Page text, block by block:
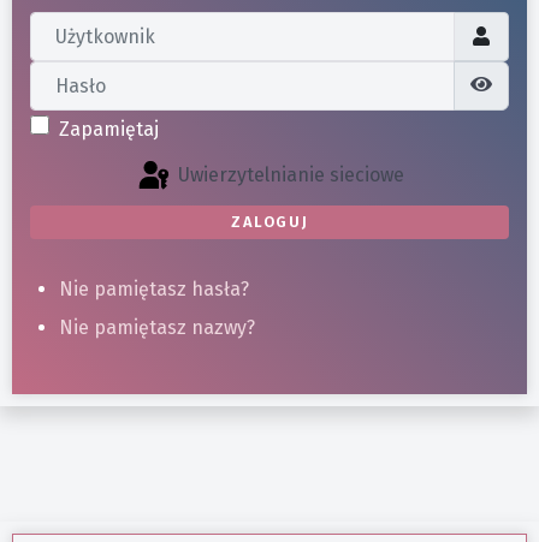
Użytkownik
Hasło
Zapamiętaj
Uwierzytelnianie sieciowe
ZALOGUJ
Nie pamiętasz hasła?
Nie pamiętasz nazwy?